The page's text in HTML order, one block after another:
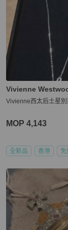
Vivienne
Vivienne西太后土星
MOP 4,143
全新品 香港 免